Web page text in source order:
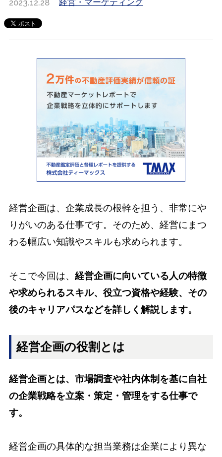
2023.12.28 経営・マーケティング
経営企画は、企業成長の根幹を担う、非常にや
りがいのある仕事です。そのため、経営にまつ
わる幅広い知識やスキルも求められます。
そこで今回は、 経営企画に向いている人の特徴
や求められるスキル、役立つ資格や経験、その
後のキャリアパスなどを詳しく解説します。
経営企画の役割とは
経営企画とは、市場調査や社内体制を基に自社
の企業戦略を立案・策定・管理をする仕事で
す。
経営企画の具体的な担当業務は企業により異な